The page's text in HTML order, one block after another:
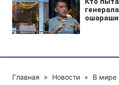
Главная » Новости » В мире